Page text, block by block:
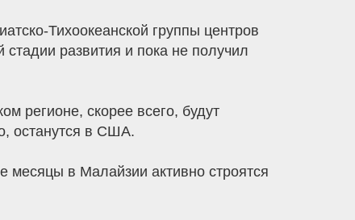
Тихоокеанской группы центров
развития и пока не получил
регионе, скорее всего, будут
останутся в США.
месяцы в Малайзии активно строятся